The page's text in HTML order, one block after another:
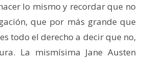
lo mismo y recordar que no
que por más grande que
todo el derecho a decir que no,
La mismísima Jane Austen